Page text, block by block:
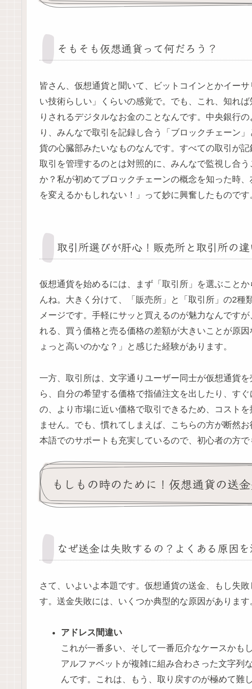
そもそも仮想通貨って何だろう？
皆さん、仮想通貨と聞いて、ビットコインとかイー
い技術らしい」くらいの感覚で。でも、これ、知れ
りされるデジタルなお金のことなんです。中央銀行
り、みんなで取引を記録し合う「ブロックチェーン
貨の心臓部みたいなものなんです。すべての取引が
取引を管理するのとは対照的に、みんなで監視し合
か？私が初めてブロックチェーンの概念を知った時
を変えるかもしれない！」って妙に興奮したものです
取引所選びが肝心！販売所と取引所の
仮想通貨を始めるには、まず「取引所」を選ぶこと
んね。大きく分けて、「販売所」と「取引所」の2
メージです。手軽にサッと買えるのが魅力なんです
れる、買う価格と売る価格の差額が大きいことが原
ょっと高いのかな？」と感じた経験があります。
一方、取引所は、文字通りユーザー同士が仮想通貨
ら、自分の希望する価格で指値注文を出したり、す
の、より市場に近い価格で取引できるため、コスト
ません。でも、慣れてしまえば、こちらの方が断然
本語でのサポートも充実しているので、初心者の方
もしもの時のために！仮想通貨の送
なぜ送金は失敗するの？よくある原因を
さて、いよいよ本題です。仮想通貨の送金、もし失
す。送金失敗には、いくつか典型的な原因がありま
アドレス間違い
これが一番多い、そして一番厄介なケースかも
アルファベットが複雑に組み合わさった文字列
んです。これは、もう、取り戻すのが極めて難